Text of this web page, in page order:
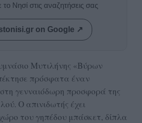
Νησί στις αναζητήσεις σας
on Google ↗
Μυτιλήνης «Βύρων
πρόσφατα έναν
γενναιόδωρη προσφορά της
Ο απινιδωτής έχει
του γηπέδου μπάσκετ, δίπλα